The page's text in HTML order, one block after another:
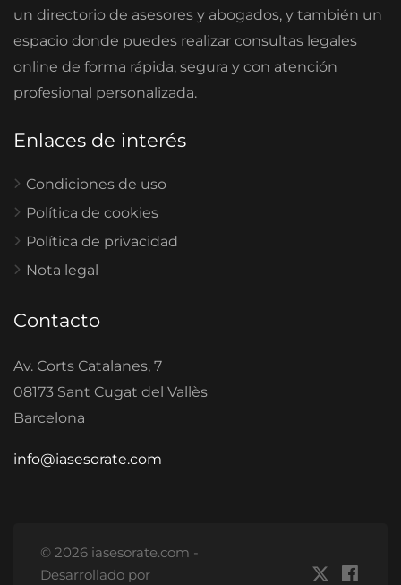
un directorio de asesores y abogados, y también un
espacio donde puedes realizar consultas legales
online de forma rápida, segura y con atención
profesional personalizada.
Enlaces de interés
Condiciones de uso
Política de cookies
Política de privacidad
Nota legal
Contacto
Av. Corts Catalanes, 7
08173 Sant Cugat del Vallès
Barcelona
info@iasesorate.com
© 2026 iasesorate.com -
Desarrollado por